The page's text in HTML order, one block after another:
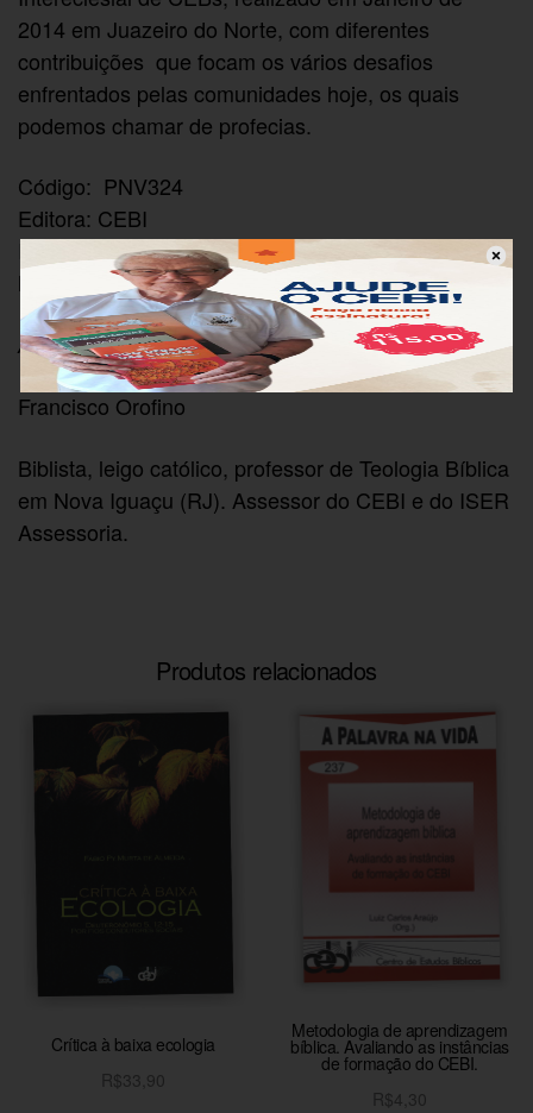
2014 em Juazeiro do Norte, com diferentes
contribuições que focam os vários desafios
enfrentados pelas comunidades hoje, os quais
podemos chamar de profecias.
Código: PNV324
Editora: CEBI
ISBN: 9788577332250
Número de páginas: 40
Autoria/Organização
Francisco Orofino
Biblista, leigo católico, professor de Teologia Bíblica
em Nova Iguaçu (RJ). Assessor do CEBI e do ISER
Assessoria.
Produtos relacionados
Crítica à baixa ecologia
R$33,90
Metodologia de aprendizagem
bíblica. Avaliando as instâncias
de formação do CEBI.
R$4,30